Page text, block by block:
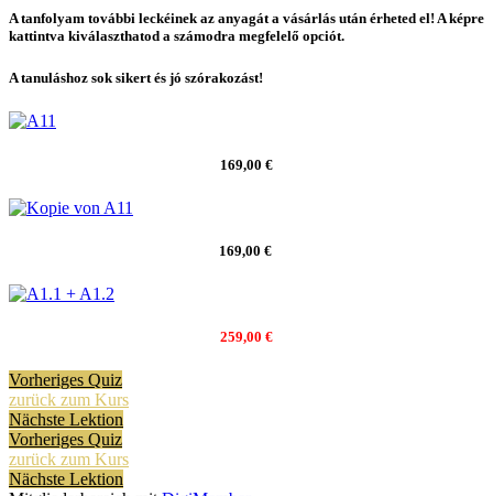
A tanfolyam további leckéinek az anyagát a vásárlás után érheted el! A képre
kattintva kiválaszthatod a számodra megfelelő opciót.
A tanuláshoz sok sikert és jó szórakozást!
169,00 €
169,00 €
259,00 €
Vorheriges Quiz
zurück zum Kurs
Nächste Lektion
Vorheriges Quiz
zurück zum Kurs
Nächste Lektion